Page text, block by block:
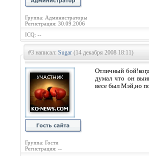
Группа: Администраторы
Регистрация: 30.09.2006
ICQ: --
#3 написал: Sugar (14 декабря 2008 18:11)
Группа: Гости
Регистрация: --
Отличный
думал что он
весе был Мэй,но